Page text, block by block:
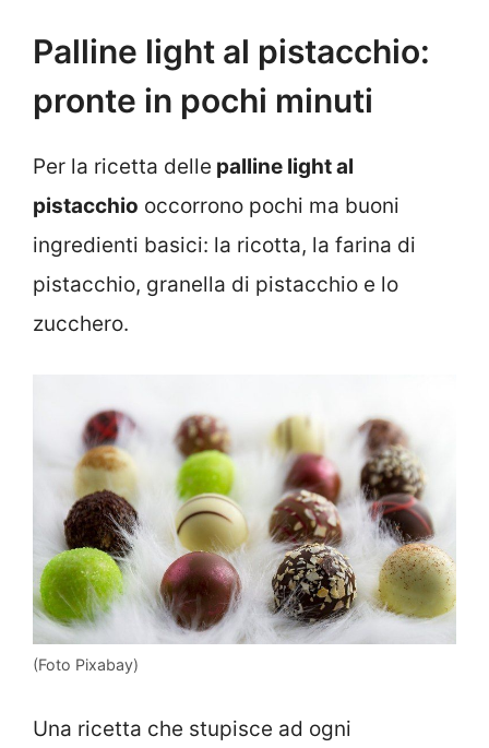
Palline light al pistacchio:
pronte in pochi minuti
Per la ricetta delle palline light al
pistacchio occorrono pochi ma buoni
ingredienti basici: la ricotta, la farina di
pistacchio, granella di pistacchio e lo
zucchero.
(Foto Pixabay)
Una ricetta che stupisce ad ogni